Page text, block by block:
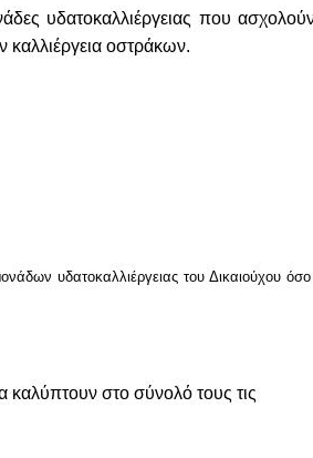
υδατοκαλλιέργειας που
οστράκων.
υδατοκαλλιέργειας του Δικαιούχου όσο
καλύπτουν στο σύνολό τους τις